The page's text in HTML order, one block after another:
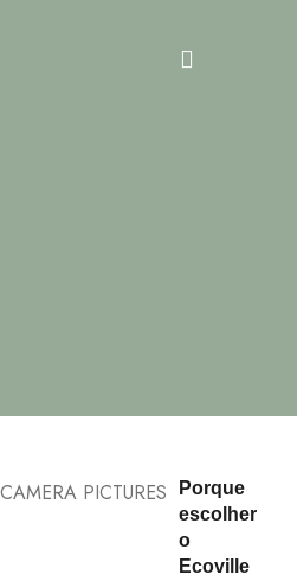
Porque
escolher
o
Ecoville